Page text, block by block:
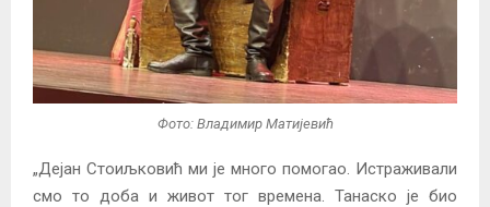
Фото: Владимир Матијевић
„Дејан Стоиљковић ми је много помогао. Истраживали
смо то доба и живот тог времена. Танаско је био